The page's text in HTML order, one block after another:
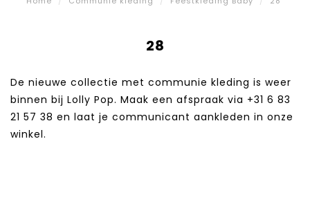
28
De nieuwe collectie met communie kleding is weer
binnen bij Lolly Pop. Maak een afspraak via +31 6 83
21 57 38‬ en laat je communicant aankleden in onze
winkel.